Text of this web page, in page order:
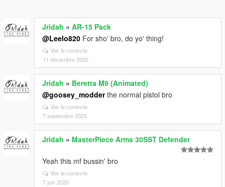
Jridah » AR-15 Pack
@Leelo820 For sho' bro, do yo' thing!
Voir le contexte
11 décembre 2025
Jridah » Beretta M9 (Animated)
@goosey_modderthe normal pistol bro
Voir le contexte
7 septembre 2025
Jridah » MasterPiece Arms 30SST Defender
Yeah this mf bussin' bro
Voir le contexte
7 juin 2025